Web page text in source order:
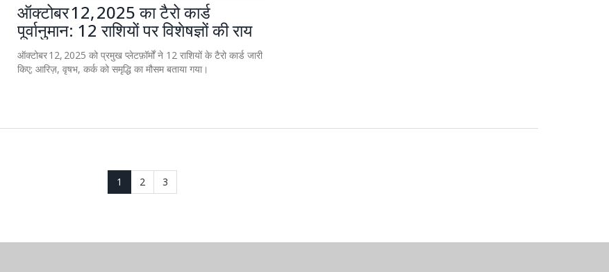
ऑक्टोबर 12, 2025 का टैरो कार्ड
पूर्वानुमान: 12 राशियों पर विशेषज्ञों की राय
ऑक्टोबर 12, 2025 को प्रमुख प्लेटफ़ॉर्मों ने 12 राशियों के टैरो कार्ड जारी
किए; आरिज़, वृषभ, कर्क को समृद्धि का मौसम बताया गया।
1 2 3